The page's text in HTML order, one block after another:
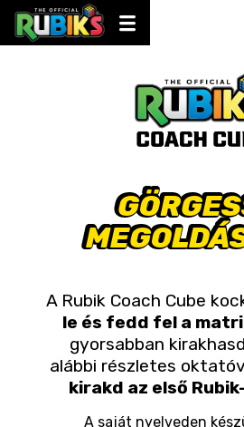
A Rubik Coach Cube
le és fedd fel a
gyorsabban
alábbi részletes
kirakd az első
A saját nyelveden